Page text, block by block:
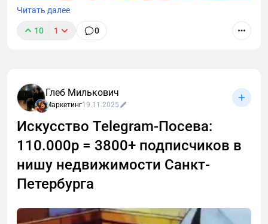
Читать далее
10 1 0
Глеб Милькович
Маркетинг19.11.2025
Искусство Telegram-Посева:
110.000р = 3800+ подписчиков в
нишу недвижимости Санкт-
Петербурга